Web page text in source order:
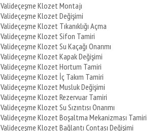
Valideçeşme Klozet Montajı
Valideçeşme Klozet Değişimi
Valideçeşme Klozet Tıkanıklığı Açma
Valideçeşme Klozet Sifon Tamiri
Valideçeşme Klozet Su Kaçağı Onarımı
Valideçeşme Klozet Kapak Değişimi
Valideçeşme Klozet Hortum Tamiri
Valideçeşme Klozet İç Takım Tamiri
Valideçeşme Klozet Musluk Değişimi
Valideçeşme Klozet Rezervuar Tamiri
Valideçeşme Klozet Su Sızıntısı Onarımı
Valideçeşme Klozet Boşaltma Mekanizması Tamiri
Valideçeşme Klozet Bağlantı Contası Değişimi